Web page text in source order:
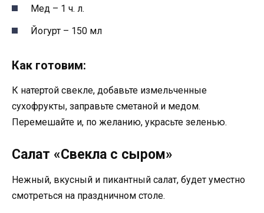
Мед – 1 ч. л.
Йогурт – 150 мл
Как готовим:
К натертой свекле, добавьте измельченные
сухофрукты, заправьте сметаной и медом.
Перемешайте и, по желанию, украсьте зеленью.
Салат «Свекла с сыром»
Нежный, вкусный и пикантный салат, будет уместно
смотреться на праздничном столе.